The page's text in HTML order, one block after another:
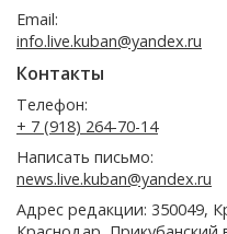
Email:
info.live.kuban@yandex.ru
Контакты
Телефон:
+ 7 (918) 264-70-14
Написать письмо:
news.live.kuban@yandex.ru
Адрес редакции: 350049,